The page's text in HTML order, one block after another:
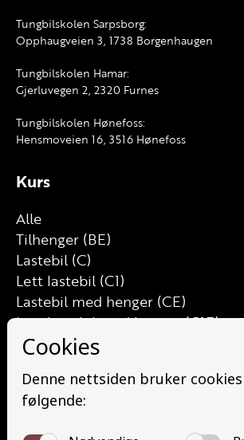
Tungbilskolen Sarpsborg:
Opphaugveien 3, 1738 Borgenhaugen
Tungbilskolen Hamar:
Gjerluvegen 2, 2320 Furnes
Tungbilskolen Hønefoss:
Hensmoveien 16, 3516 Hønefoss
Kurs
Alle
Tilhenger (BE)
Lastebil (C)
Lett lastebil (C1)
Lastebil med henger (CE)
Lett lastebil med henger (C1E)
Buss (D)
Minibuss (D1)
Minibuss med henger (D1E)